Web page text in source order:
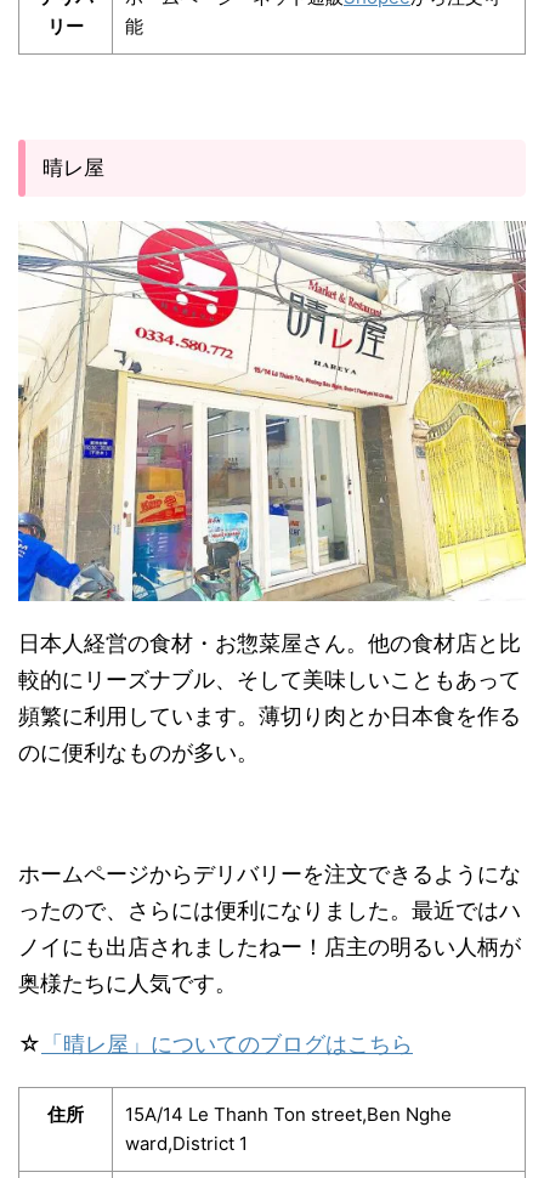
リー
能
晴レ屋
日本人経営の食材・お惣菜屋さん。他の食材店と比
較的にリーズナブル、そして美味しいこともあって
頻繁に利用しています。薄切り肉とか日本食を作る
のに便利なものが多い。
ホームページからデリバリーを注文できるようにな
ったので、さらには便利になりました。最近ではハ
ノイにも出店されましたねー！店主の明るい人柄が
奥様たちに人気です。
☆ 「晴レ屋」についてのブログはこちら
住所
15A/14 Le Thanh Ton street,Ben Nghe
ward,District 1